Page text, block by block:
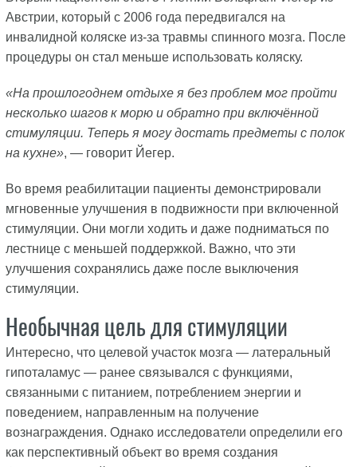
Австрии, который с 2006 года передвигался на
инвалидной коляске из-за травмы спинного мозга. После
процедуры он стал меньше использовать коляску.
«На прошлогоднем отдыхе я без проблем мог пройти
несколько шагов к морю и обратно при включённой
стимуляции. Теперь я могу достать предметы с полок
на кухне», — говорит Йегер.
Во время реабилитации пациенты демонстрировали
мгновенные улучшения в подвижности при включенной
стимуляции. Они могли ходить и даже подниматься по
лестнице с меньшей поддержкой. Важно, что эти
улучшения сохранялись даже после выключения
стимуляции.
Необычная цель для стимуляции
Интересно, что целевой участок мозга — латеральный
гипоталамус — ранее связывался с функциями,
связанными с питанием, потреблением энергии и
поведением, направленным на получение
вознаграждения. Однако исследователи определили его
как перспективный объект во время создания